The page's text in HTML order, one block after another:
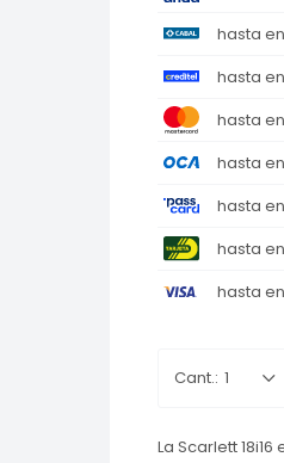
hasta en
hasta en
hasta en
hasta en
hasta en
hasta en
hasta en
1
La Scarlett